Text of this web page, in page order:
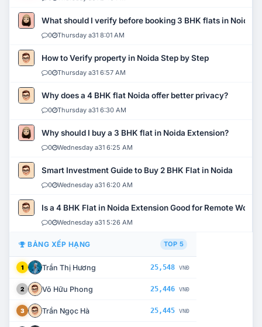
What should I verify before booking 3 BHK flats in Noida?
0 Thursday a31 8:01 AM
How to Verify property in Noida Step by Step
0 Thursday a31 6:57 AM
Why does a 4 BHK flat Noida offer better privacy?
0 Thursday a31 6:30 AM
Why should I buy a 3 BHK flat in Noida Extension?
0 Wednesday a31 6:25 AM
Smart Investment Guide to Buy 2 BHK Flat in Noida
0 Wednesday a31 6:20 AM
Is a 4 BHK Flat in Noida Extension Good for Remote Work?
0 Wednesday a31 5:26 AM
BẢNG XẾP HẠNG TOP 5
1 Trần Thị Hương 25,548 VNĐ
2 Võ Hữu Phong 25,446 VNĐ
3 Trần Ngọc Hà 25,445 VNĐ